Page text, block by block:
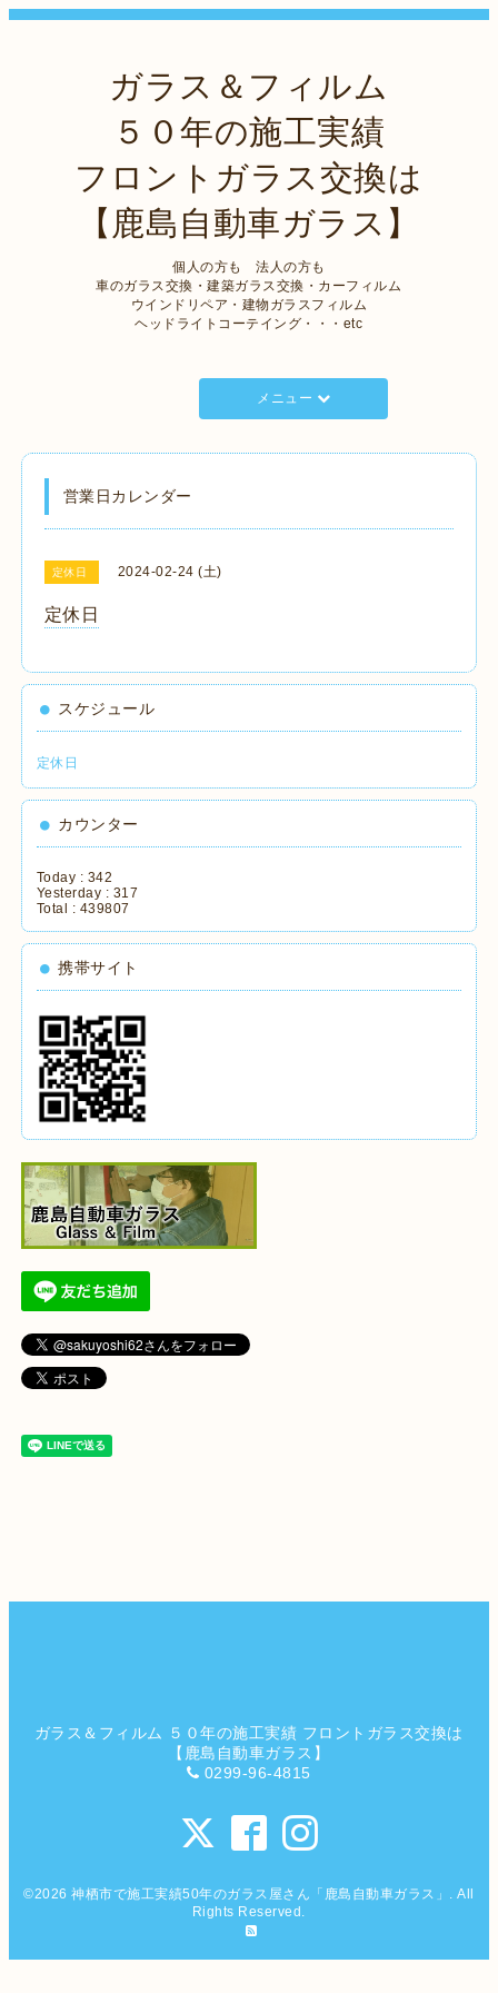
ガラス＆フィルム
５０年の施工実績
フロントガラス交換は
【鹿島自動車ガラス】
個人の方も 法人の方も
車のガラス交換・建築ガラス交換・カーフィルム
ウインドリペア・建物ガラスフィルム
ヘッドライトコーテイング・・・etc
メニュー
営業日カレンダー
定休日 2024-02-24 (土)
定休日
スケジュール
定休日
カウンター
Today : 342
Yesterday : 317
Total : 439807
携帯サイト
ガラス＆フィルム ５０年の施工実績 フロントガラス交換は
【鹿島自動車ガラス】
0299-96-4815
©2026神栖市で施工実績50年のガラス屋さん「鹿島自動車ガラス」 . All
Rights Reserved.